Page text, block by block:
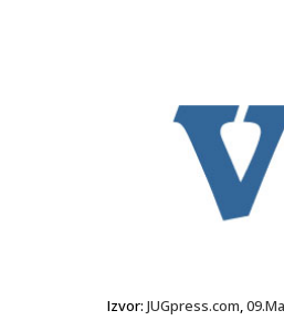
Izvor: JUGpress.com,